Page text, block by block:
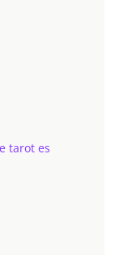
tarot es